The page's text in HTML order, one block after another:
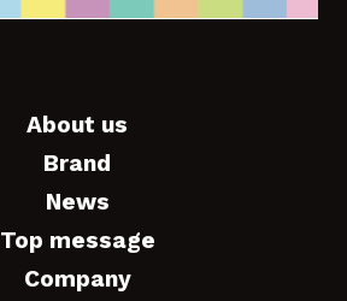
About us
Brand
News
Top message
Company